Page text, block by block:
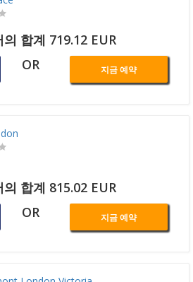
합계 719.12 EUR
OR 지금 예약
합계 815.02 EUR
OR 지금 예약